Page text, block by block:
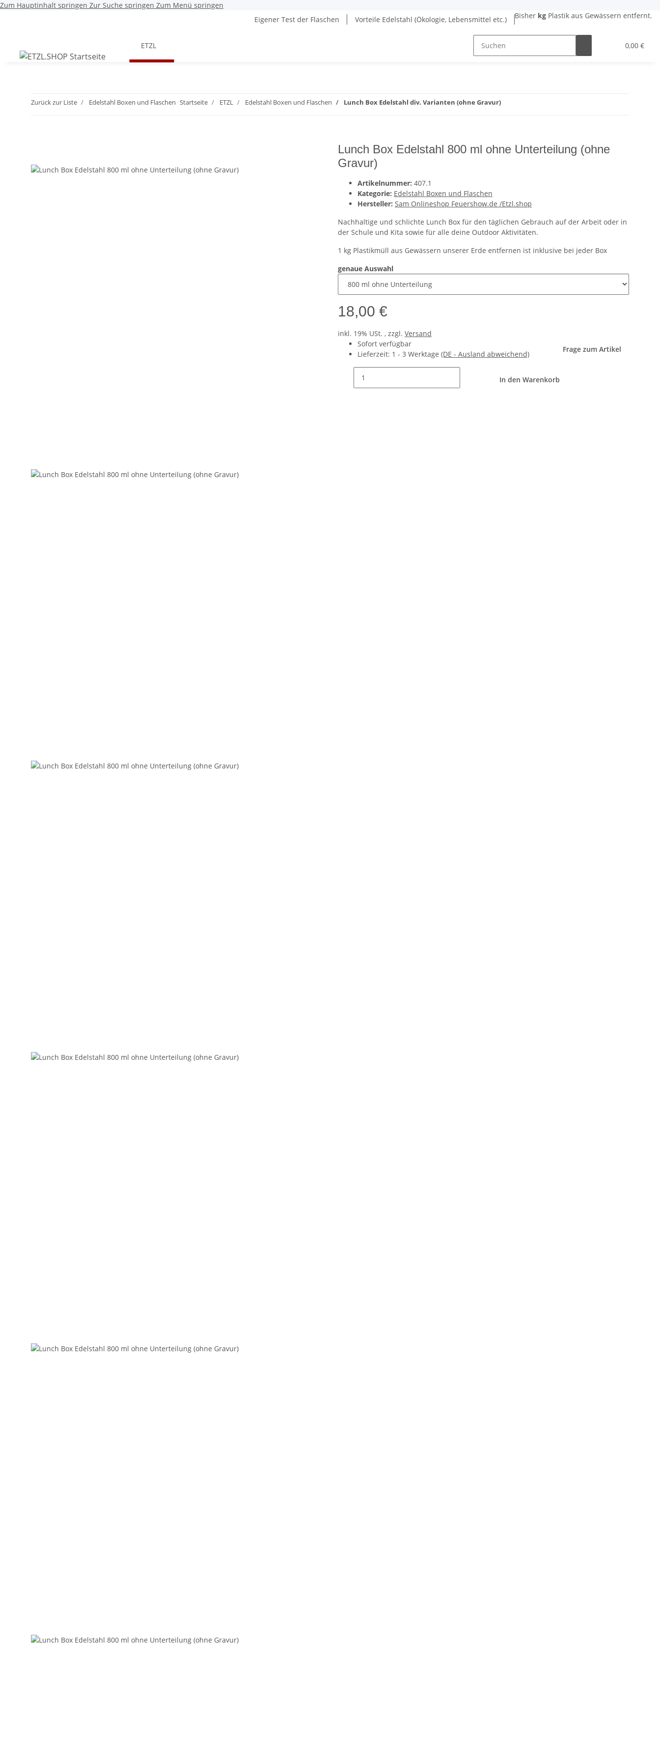
Zum Hauptinhalt springen Zur Suche springen Zum Menü springen
Eigener Test der Flaschen
Vorteile Edelstahl (Ökologie, Lebensmittel etc.) Bisher kg Plastik aus Gewässern entfernt.
0,00 €
ETZL
Zurück zur Liste Edelstahl Boxen und Flaschen Startseite ETZL Edelstahl Boxen und Flaschen Lunch Box Edelstahl div. Varianten (ohne Gravur)
Lunch Box Edelstahl 800 ml ohne Unterteilung (ohne
Gravur)
Artikelnummer: 407.1
Kategorie: Edelstahl Boxen und Flaschen
Hersteller: Sam Onlineshop Feuershow.de /Etzl.shop
Nachhaltige und schlichte Lunch Box für den täglichen Gebrauch auf der Arbeit oder in
der Schule und Kita sowie für alle deine Outdoor Aktivitäten.
1 kg Plastikmüll aus Gewässern unserer Erde entfernen ist inklusive bei jeder Box
genaue Auswahl
18,00 €
inkl. 19% USt. , zzgl. Versand
Sofort verfügbar
Lieferzeit: 1 - 3 Werktage (DE - Ausland abweichend)
Frage zum Artikel
In den Warenkorb